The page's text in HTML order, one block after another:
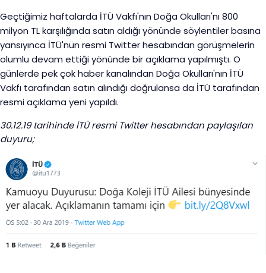
Geçtiğimiz haftalarda İTÜ Vakfı'nın Doğa Okulları'nı 800
milyon TL karşılığında satın aldığı yönünde söylentiler basına
yansıyınca İTÜ'nün resmi Twitter hesabından görüşmelerin
olumlu devam ettiği yönünde bir açıklama yapılmıştı. O
günlerde pek çok haber kanalından Doğa Okulları'nın İTÜ
Vakfı tarafından satın alındığı doğrulansa da İTÜ tarafından
resmi açıklama yeni yapıldı.
30.12.19 tarihinde İTÜ resmi Twitter hesabından paylaşılan
duyuru;